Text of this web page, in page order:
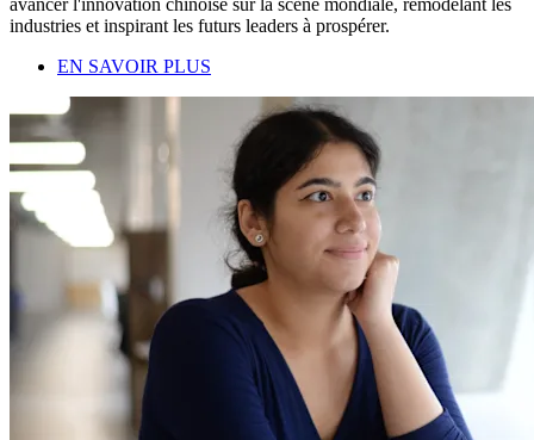
industries et inspirant les futurs leaders à prospérer.
EN SAVOIR PLUS